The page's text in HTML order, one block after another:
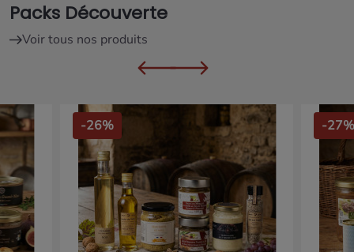
Packs Découverte
Voir tous nos produits
-26% -